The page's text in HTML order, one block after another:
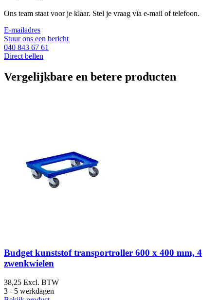
Ons team staat voor je klaar. Stel je vraag via e-mail of telefoon.
E-mailadres
Stuur ons een bericht
040 843 67 61
Direct bellen
Vergelijkbare en betere producten
Budget kunststof transportroller 600 x 400 mm, 4
zwenkwielen
38,25 Excl. BTW
3 - 5 werkdagen